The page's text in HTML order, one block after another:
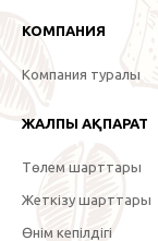
КОМПАНИЯ
Компания туралы
ЖАЛПЫ АҚПАРАТ
Төлем шарттары
Жеткізу шарттары
Өнім кепілдігі